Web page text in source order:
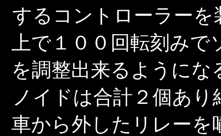
するコントローラー
上で１００回転刻みで
を調整出来るように
ノイドは合計２個あ
車から外したリレーを